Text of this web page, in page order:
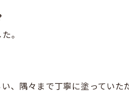
。
、隅々まで丁寧に塗っていた